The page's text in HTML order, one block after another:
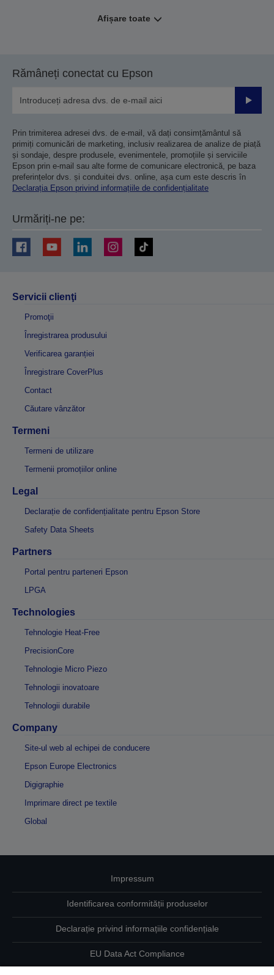
Afișare toate
Rămâneți conectat cu Epson
Prin trimiterea adresei dvs. de e-mail, vă dați consimțământul să
primiți comunicări de marketing, inclusiv realizarea de analize de piață
și sondaje, despre produsele, evenimentele, promoțiile și serviciile
Epson prin e-mail sau alte forme de comunicare electronică, pe baza
preferințelor dvs. și conduitei dvs. online, așa cum este descris în
Declarația Epson privind informațiile de confidențialitate
Urmăriți-ne pe:
Servicii clienţi
Promoţii
Înregistrarea produsului
Verificarea garanției
Înregistrare CoverPlus
Contact
Căutare vânzător
Termeni
Termeni de utilizare
Termenii promoțiilor online
Legal
Declarație de confidențialitate pentru Epson Store
Safety Data Sheets
Partners
Portal pentru parteneri Epson
LPGA
Technologies
Tehnologie Heat-Free
PrecisionCore
Tehnologie Micro Piezo
Tehnologii inovatoare
Tehnologii durabile
Company
Site-ul web al echipei de conducere
Epson Europe Electronics
Digigraphie
Imprimare direct pe textile
Global
Impressum
Identificarea conformității produselor
Declarație privind informațiile confidențiale
EU Data Act Compliance